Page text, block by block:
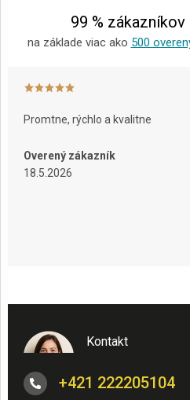
99 %
na základe viac ako 500
Promtne, rýchlo a kvalitne
Overený zákazník
18.5.2026
Kontakt
+421 222205104